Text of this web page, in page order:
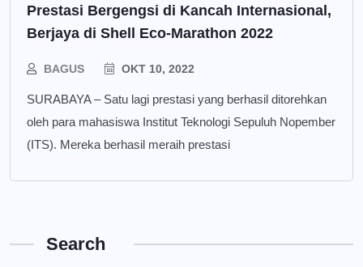
Prestasi Bergengsi di Kancah Internasional,
Berjaya di Shell Eco-Marathon 2022
BAGUS OKT 10, 2022
SURABAYA – Satu lagi prestasi yang berhasil ditorehkan
oleh para mahasiswa Institut Teknologi Sepuluh Nopember
(ITS). Mereka berhasil meraih prestasi
Search